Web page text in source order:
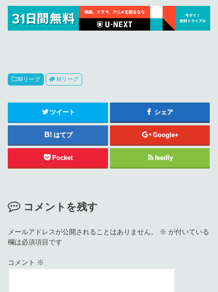
Mリーグ Mリーグ
ツイート シェア
はてブ Google+
Pocket feedly
コメントを残す
メールアドレスが公開されることはありません。 ※ が付いている
欄は必須項目です
コメント ※